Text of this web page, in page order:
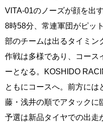
VITA-01のノーズが顔を出す
8時58分、常連軍団がピッ
部のチームは出るタイミン
作戦は多様であり、コース
ーとなる。KOSHIDO
ともにコースへ。前方に
藤・浅井の順でアタックに
予選は新品タイヤでの出走